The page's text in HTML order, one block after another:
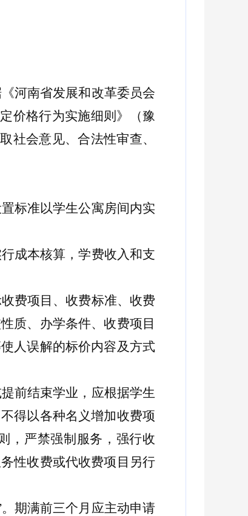
河南省发展和改革委员会
价格行为实施细则》（豫
社会意见、合法性审查、
标准以学生公寓房间内实
成本核算，学费收入和支
费项目、收费标准、收费
质、办学条件、收费项目
人误解的标价内容及方式
前结束学业，应根据学生
得以各种名义增加收费项
，严禁强制服务，强行收
性收费或代收费项目另行
。 期满前三个月应主动申请